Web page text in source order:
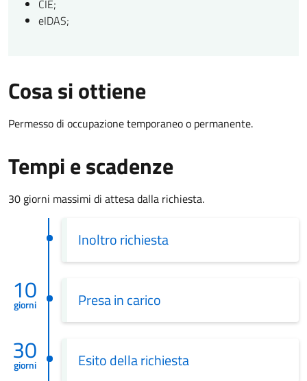
CIE;
eIDAS;
Cosa si ottiene
Permesso di occupazione temporaneo o permanente.
Tempi e scadenze
30 giorni massimi di attesa dalla richiesta.
Inoltro richiesta
10
giorni Presa in carico
30
giorni Esito della richiesta